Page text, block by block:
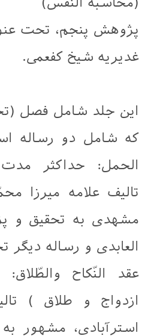
پژوهش پنجم، تحت
غدیریه شیخ کفعمی.
این جلد شامل فصل
که شامل دو رساله
الحمل: حداکثر مدت
تالیف علامه ميرزا
مشهدی به تحقيق و
العابدی و رساله
عقد النّكاح
ازدواج و طلاق )
استرآبادی، مشهور